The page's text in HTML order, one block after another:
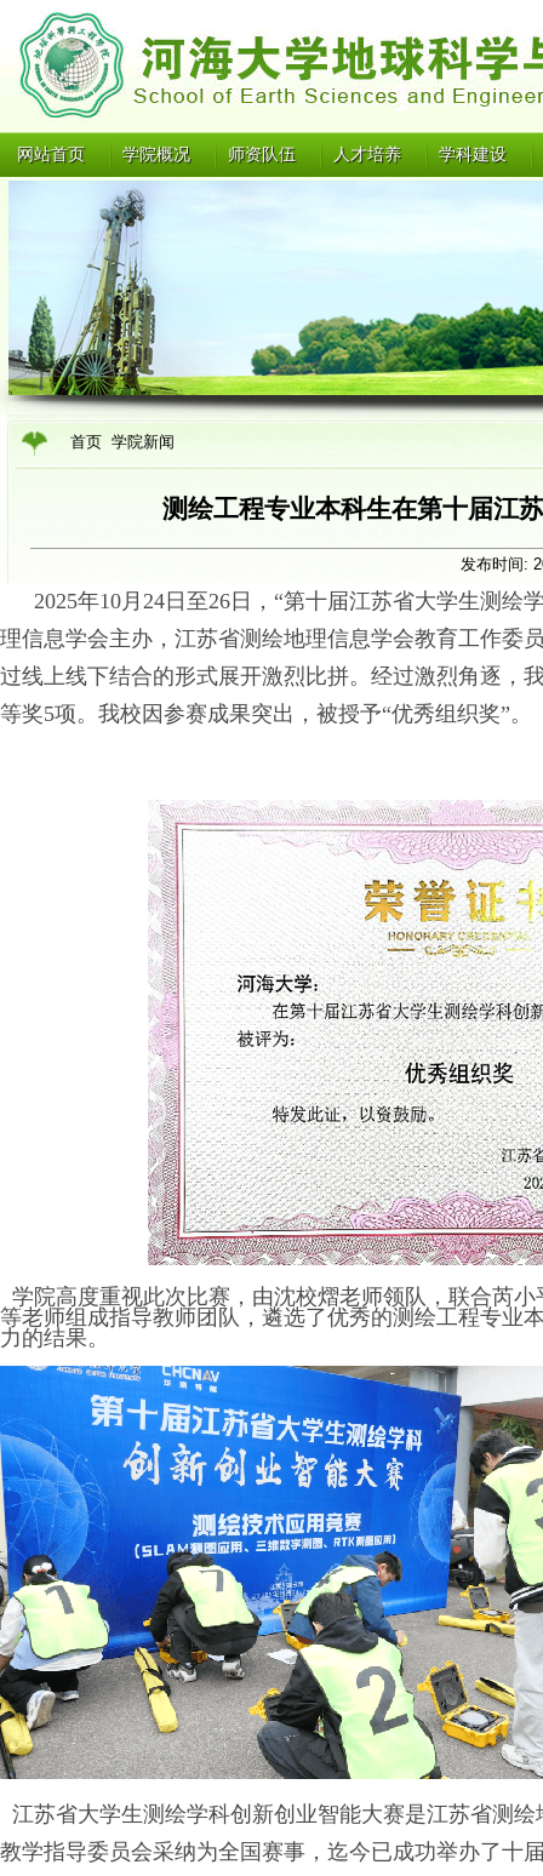
网站首页 学院概况 师资队伍 人才培养 学科建设
首页 学院新闻
测绘工程专业本科生在第十届江
发布时间:
2025年10月 24 日至26 日，“第十届江苏省大学生测绘
理信息学会主办，江苏省测绘地理信息学会教育工作委
过线上线下结合的形式展开激烈比拼。经过激烈角逐，
等奖5项。 我校因参赛成果突出，被授予“优秀组织奖”。
学院高度重视此次比赛，由沈校熠老师领队，联合芮
等老师组成指导教师团队，遴选了优秀的测绘工程专业
力的结果。
江苏省大学生测绘学科创新创业智能大赛是江苏省测
教学指导委员会采纳为全国赛事，迄今已成功举办了十